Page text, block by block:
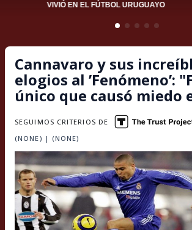
VIVIÓ EN EL FÚTBOL URUGUAYO
Cannavaro y sus
elogios al ’Fenómeno’:
único que causó miedo
(NONE) | (NONE)
SEGUIMOS CRITERIOS DE